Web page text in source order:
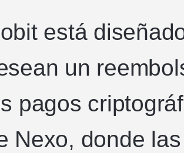
está
un
pagos
Nexo, donde